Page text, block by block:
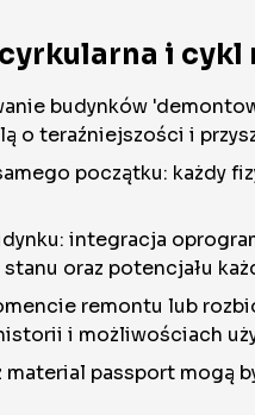
i cykl
budynków
o teraźniejszości i
początku: każdy
integracja
oraz potencjału
remontu lub
i możliwościach
material passport